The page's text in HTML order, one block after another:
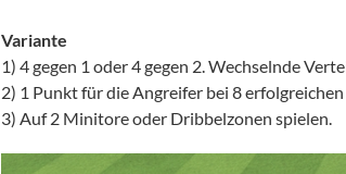
Variante
1) 4 gegen 1 oder 4 gegen 2. Wechselnde
2) 1 Punkt für die Angreifer bei 8
3) Auf 2 Minitore oder Dribbelzonen spielen.